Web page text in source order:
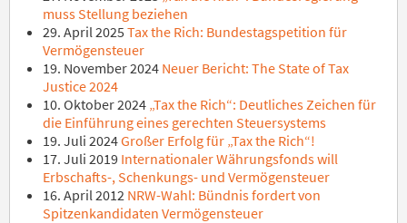
muss Stellung beziehen
29. April 2025 Tax the Rich: Bundestagspetition für
Vermögensteuer
19. November 2024 Neuer Bericht: The State of Tax
Justice 2024
10. Oktober 2024 „Tax the Rich“: Deutliches Zeichen für
die Einführung eines gerechten Steuersystems
19. Juli 2024Großer Erfolg für „Tax the Rich“!
17. Juli 2019 Internationaler Währungsfonds will
Erbschafts-, Schenkungs- und Vermögensteuer
16. April 2012 NRW-Wahl: Bündnis fordert von
Spitzenkandidaten Vermögensteuer